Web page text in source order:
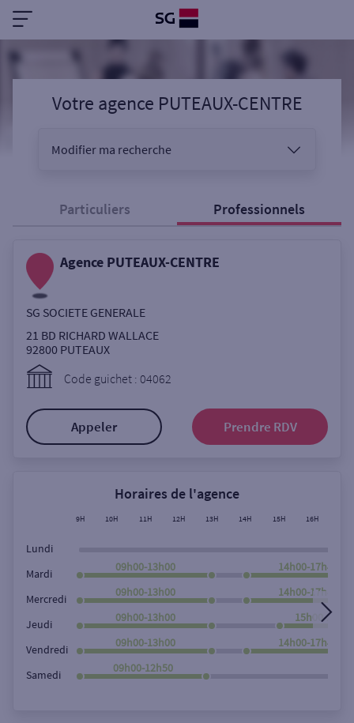
Votre agence PUTEAUX-CENTRE
Modifier ma recherche
Sélectionnez votre recherche
Ouverte le samedi
ou
Rue
Rechercher
Particuliers Professionnels
Agence PUTEAUX-CENTRE
SG SOCIETE GENERALE
21 BD RICHARD WALLACE
92800 PUTEAUX
Code guichet : 04062
Appeler Prendre RDV
Horaires de l'agence
9H 10H 11H 12H 13H 14H 15H 16H
Lundi
Mardi
09h00-13h00 14h00-17h45
Mercredi
09h00-13h00 14h00-17h45
Jeudi
09h00-13h00 15h00-
Vendredi
09h00-13h00 14h00-17h45
Samedi
09h00-12h50